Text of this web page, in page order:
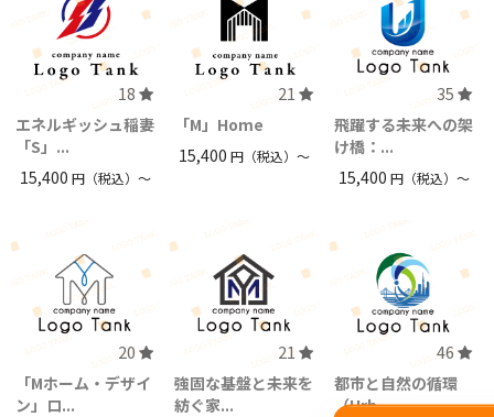
18
エネルギッシュ稲妻
「S」...
15,400 円（税込）〜
21
「M」Home
15,400円（税込）〜
35
飛躍する未来への架
け橋：...
15,400 円（税込）〜
20
「Mホーム・デザイ
ン」ロ...
21
強固な基盤と未来を
紡ぐ家...
46
都市と自然の循環
（Urb...